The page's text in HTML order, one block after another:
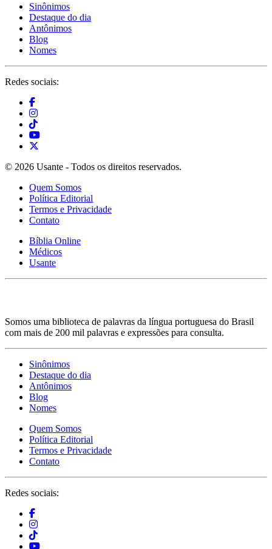
Sinônimos
Destaque do dia
Antônimos
Blog
Nomes
Redes sociais:
© 2026 Usante - Todos os direitos reservados.
Quem Somos
Política Editorial
Termos e Privacidade
Contato
Bíblia Online
Médicos
Usante
Somos uma biblioteca de palavras da língua portuguesa do Brasil
com mais de 200 mil palavras e expressões para consulta.
Sinônimos
Destaque do dia
Antônimos
Blog
Nomes
Quem Somos
Política Editorial
Termos e Privacidade
Contato
Redes sociais: